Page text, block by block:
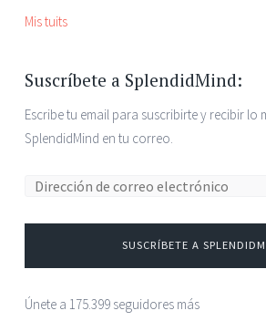
Mis tuits
Suscríbete a SplendidMind:
Escribe tu email para suscribirte y recibir lo
SplendidMind en tu correo.
SUSCRÍBETE A
Únete a 175.399 seguidores más